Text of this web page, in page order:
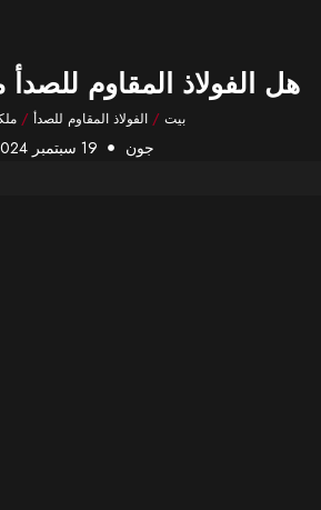
هل الفولاذ المقاوم للصدأ
بيت /الفولاذ المقاوم للصدأ /
جون 19 سبتمبر 2024